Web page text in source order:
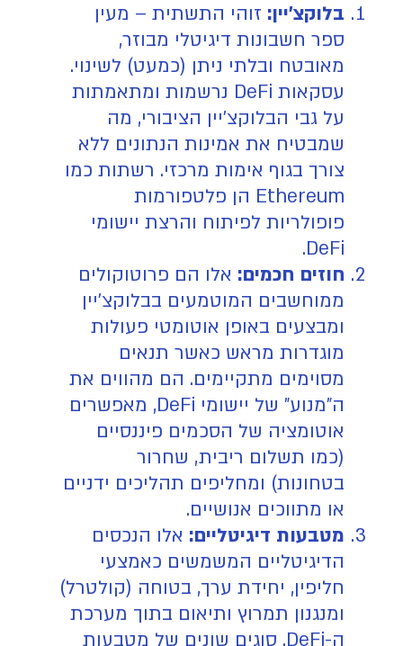
בלוקצ'יין: זוהי התשתית – מעין
ספר חשבונות דיגיטלי מבוזר,
מאובטח ובלתי ניתן (כמעט) לשינוי.
עסקאות DeFi נרשמות ומתאמתות
על גבי הבלוקצ'יין הציבורי, מה
שמבטיח את אמינות הנתונים ללא
צורך בגוף אימות מרכזי. רשתות כמו
Ethereum הן פלטפורמות
פופולריות לפיתוח והרצת יישומי
DeFi.
חוזים חכמים: אלו הם פרוטוקולים
ממוחשבים המוטמעים בבלוקצ'יין
ומבצעים באופן אוטומטי פעולות
מוגדרות מראש כאשר תנאים
מסוימים מתקיימים. הם מהווים את
ה"מנוע" של יישומי DeFi, מאפשרים
אוטומציה של הסכמים פיננסיים
(כמו תשלום ריבית, שחרור
בטחונות) ומחליפים תהליכים ידניים
או מתווכים אנושיים.
מטבעות דיגיטליים: אלו הנכסים
הדיגיטליים המשמשים כאמצעי
חליפין, יחידת ערך, בטוחה (קולטרל)
ומנגנון תמרוץ ותיאום בתוך מערכת
ה-DeFi. סוגים שונים של מטבעות